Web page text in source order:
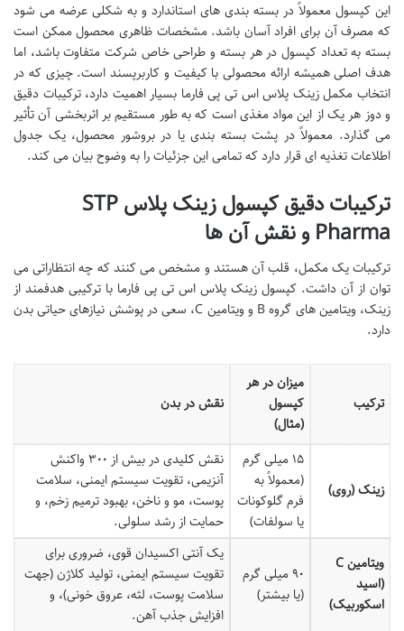
این کپسول معمولاً در بسته بندی های استاندارد و به شکلی عرضه می شود
که مصرف آن برای افراد آسان باشد. مشخصات ظاهری محصول ممکن است
بسته به تعداد کپسول در هر بسته و طراحی خاص شرکت متفاوت باشد، اما
هدف اصلی همیشه ارائه محصولی با کیفیت و کاربرپسند است. چیزی که در
انتخاب مکمل زینک پلاس اس تی پی فارما بسیار اهمیت دارد، ترکیبات دقیق
و دوز هر یک از این مواد مغذی است که به طور مستقیم بر اثربخشی آن تأثیر
می گذارد. معمولاً در پشت بسته بندی یا در بروشور محصول، یک جدول
اطلاعات تغذیه ای قرار دارد که تمامی این جزئیات را به وضوح بیان می کند.
ترکیبات دقیق کپسول زینک پلاس STP
Pharma و نقش آن ها
ترکیبات یک مکمل، قلب آن هستند و مشخص می کنند که چه انتظاراتی می
توان از آن داشت. کپسول زینک پلاس اس تی پی فارما با ترکیبی هدفمند از
زینک، ویتامین های گروه B و ویتامین C، سعی در پوشش نیازهای حیاتی بدن
دارد.
ترکیب
میزان در هر
کپسول
(مثال)
نقش در بدن
زینک (روی)
۱۵ میلی گرم
(معمولاً به
فرم گلوکونات
یا سولفات)
نقش کلیدی در بیش از ۳۰۰ واکنش
آنزیمی، تقویت سیستم ایمنی، سلامت
پوست، مو و ناخن، بهبود ترمیم زخم، و
حمایت از رشد سلولی.
ویتامین C
(اسید
اسکوربیک)
۹۰ میلی گرم
(یا بیشتر)
یک آنتی اکسیدان قوی، ضروری برای
تقویت سیستم ایمنی، تولید کلاژن (جهت
سلامت پوست، لثه، عروق خونی)، و
افزایش جذب آهن.